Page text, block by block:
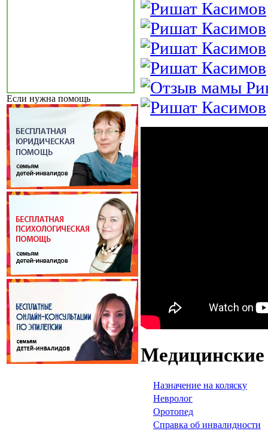
Если нужна помощь
Назначение на коляску
Невролог
Оротопед
Справка об инвалидности